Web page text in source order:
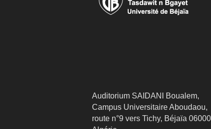
Auditorium SAIDANI Boualem,
Campus Universitaire Aboudaou,
route n°9 vers Tichy, Béjaïa